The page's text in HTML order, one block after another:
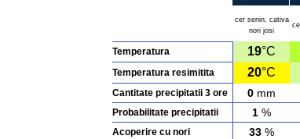
cer senin, cativa
nori josi
Temperatura 19°C
Temperatura resimitita 20°C
Cantitate precipitatii 3 ore 0mm
Probabilitate precipitatii 1%
Acoperire cu nori 33%